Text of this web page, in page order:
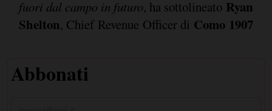
fuori dal campo in futuro, ha sottolineato Ryan
Shelton, Chief Revenue Officer di Como 1907